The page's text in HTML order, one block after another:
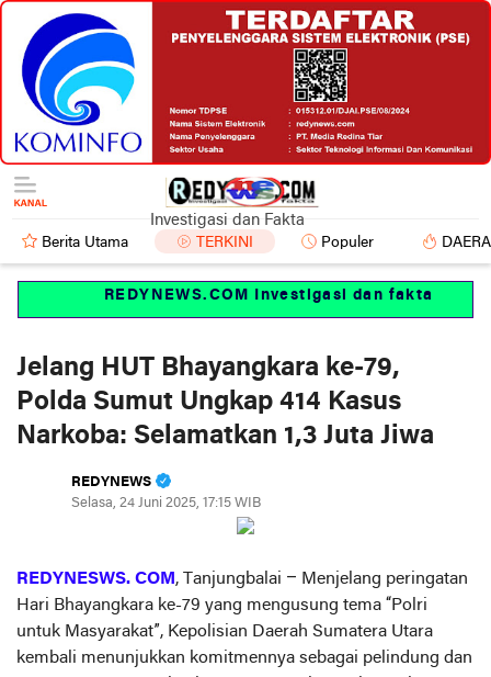
Investigasi dan Fakta
Berita Utama TERKINI Populer
REDYNEWS.COM Investigasi dan fakta
Jelang HUT Bhayangkara ke-79,
Polda Sumut Ungkap 414 Kasus
Narkoba: Selamatkan 1,3 Juta Jiwa
REDYNEWS
Selasa, 24 Juni 2025, 17:15 WIB
REDYNESWS. COM , Tanjungbalai – Menjelang peringatan
Hari Bhayangkara ke-79 yang mengusung tema “Polri
untuk Masyarakat”, Kepolisian Daerah Sumatera Utara
kembali menunjukkan komitmennya sebagai pelindung dan